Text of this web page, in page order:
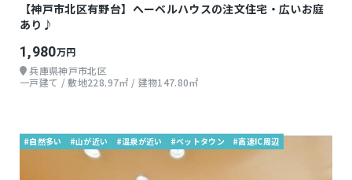
【神戸市北区有野台】へーベルハウスの注文住宅・広いお庭
あり♪
1,980万円
兵庫県神戸市北区
一戸建て / 敷地228.97㎡ / 建物147.80㎡
#自然多い #山が近い #温泉が近い #ベットタウン #高速IC周辺